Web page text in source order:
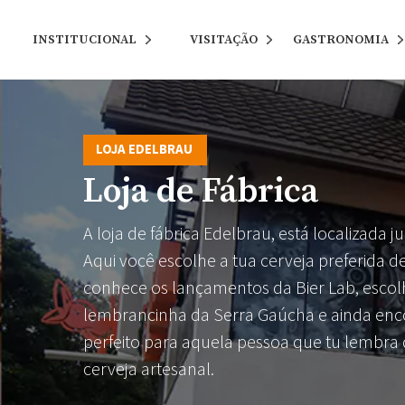
INSTITUCIONAL VISITAÇÃO GASTRONOMIA
LOJA EDELBRAU
Loja de Fábrica
A loja de fábrica Edelbrau, está localizada
Aqui você escolhe a tua cerveja preferida
conhece os lançamentos da Bier Lab,
lembrancinha da Serra Gaúcha e ainda
perfeito para aquela pessoa que tu
cerveja artesanal.